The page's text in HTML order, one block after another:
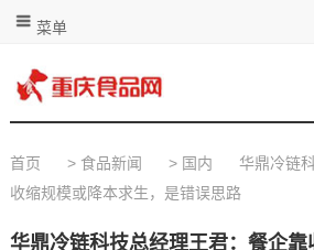
菜单
首页 > 食品新闻 > 国内
华鼎冷链
收缩规模或降本求生，是错误思路
华鼎冷链科技总经理王君：餐企